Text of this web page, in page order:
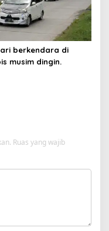
berkendara di
musim dingin.
Ruas yang wajib